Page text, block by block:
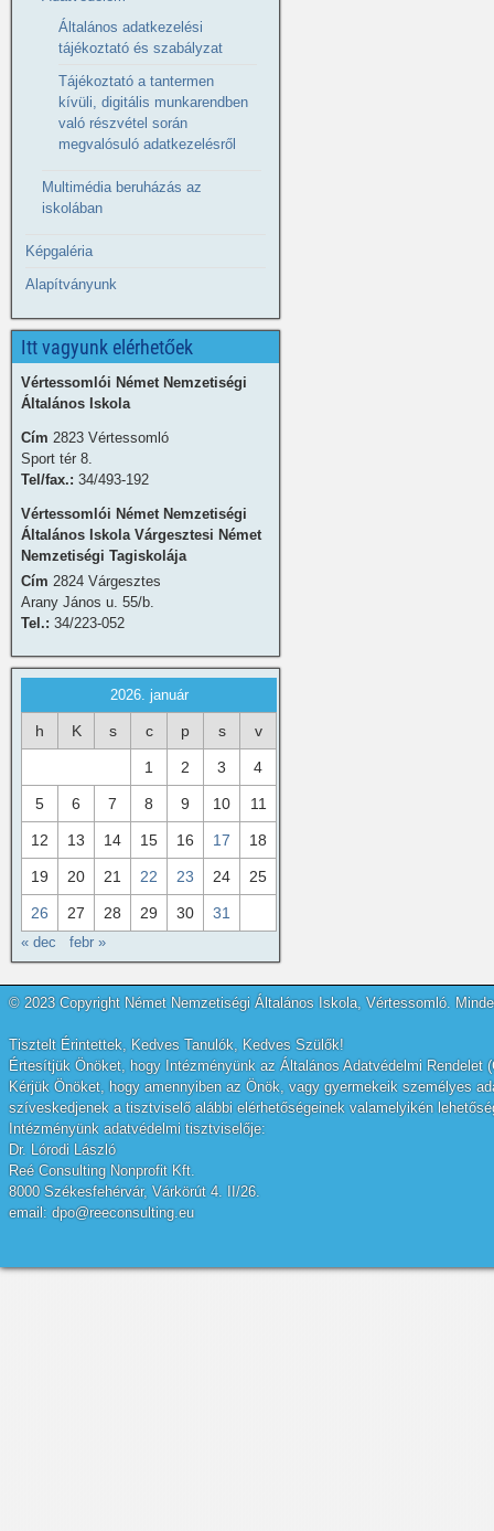
Általános adatkezelési
tájékoztató és szabályzat
Tájékoztató a tantermen
kívüli, digitális munkarendben
való részvétel során
megvalósuló adatkezelésről
Multimédia beruházás az
iskolában
Képgaléria
Alapítványunk
Itt vagyunk elérhetőek
Vértessomlói Német Nemzetiségi
Általános Iskola
Cím 2823 Vértessomló
Sport tér 8.
Tel/fax.: 34/493-192
Vértessomlói Német Nemzetiségi
Általános Iskola Várgesztesi Német
Nemzetiségi Tagiskolája
Cím 2824 Várgesztes
Arany János u. 55/b.
Tel.: 34/223-052
2026. január
h K s c p s v
1 2 3 4
5 6 7 8 9 10 11
12 13 14 15 16 17 18
19 20 21 22 23 24 25
26 27 28 29 30 31
« dec febr »
© 2023 Copyright Német Nemzetiségi Általános Iskola, Vértessomló.
Tisztelt Érintettek, Kedves Tanulók, Kedves Szülők!
Értesítjük Önöket, hogy Intézményünk az Általános Adatvédelmi
Kérjük Önöket, hogy amennyiben az Önök, vagy gyermekeik személyes
szíveskedjenek a tisztviselő alábbi elérhetőségeinek valamelyikén
Intézményünk adatvédelmi tisztviselője:
Dr. Lórodi László
Reé Consulting Nonprofit Kft.
8000 Székesfehérvár, Várkörút 4. II/26.
email: dpo@reeconsulting.eu